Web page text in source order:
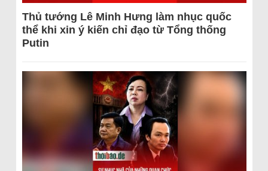
Thủ tướng Lê Minh Hưng làm nhục quốc
thể khi xin ý kiến chỉ đạo từ Tổng thống
Putin